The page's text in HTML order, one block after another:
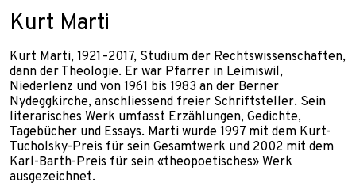
Kurt Marti
Kurt Marti, 1921–2017, Studium der Rechtswissenschaften,
dann der Theologie. Er war Pfarrer in Leimiswil,
Niederlenz und von 1961 bis 1983 an der Berner
Nydeggkirche, anschliessend freier Schriftsteller. Sein
literarisches Werk umfasst Erzählungen, Gedichte,
Tagebücher und Essays. Marti wurde 1997 mit dem Kurt-
Tucholsky-Preis für sein Gesamtwerk und 2002 mit dem
Karl-Barth-Preis für sein «theopoetisches» Werk
ausgezeichnet.